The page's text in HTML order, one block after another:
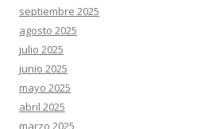
septiembre 2025
agosto 2025
julio 2025
junio 2025
mayo 2025
abril 2025
marzo 2025